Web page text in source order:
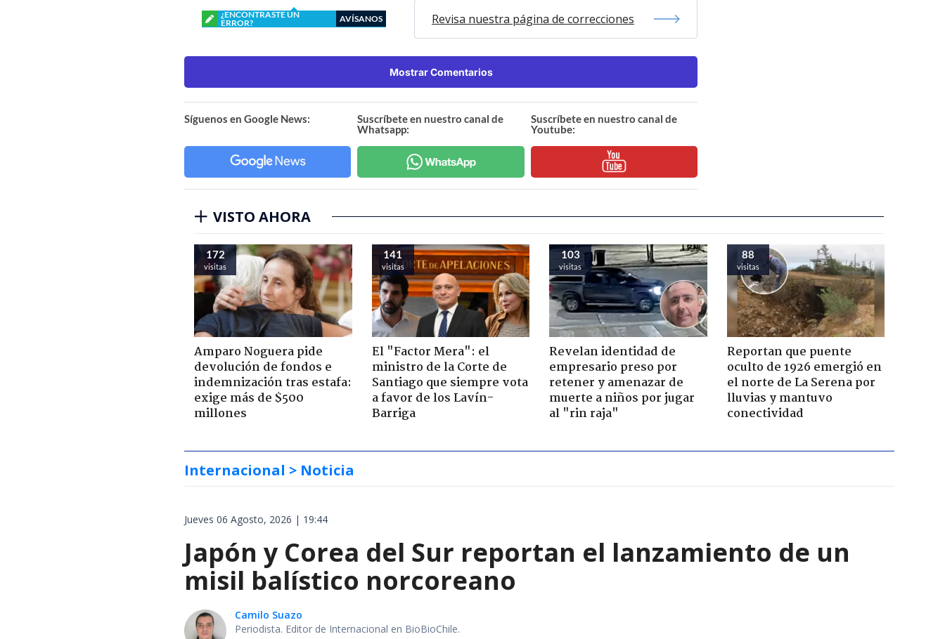
¿ENCONTRASTE UN
ERROR?
AVÍSANOS Revisa nuestra página de correcciones
Mostrar Comentarios
Síguenos en Google News:
Suscríbete en nuestro canal de
Whatsapp:
Suscríbete en nuestro canal de
Youtube:
VISTO AHORA
172
visitas
Amparo Noguera pide
devolución de fondos e
indemnización tras estafa:
exige más de $500
millones
141
visitas
El "Factor Mera": el
ministro de la Corte de
Santiago que siempre vota
a favor de los Lavín-
Barriga
103
visitas
Revelan identidad de
empresario preso por
retener y amenazar de
muerte a niños por jugar
al "rin raja"
88
visitas
Reportan que puente
oculto de 1926 emergió en
el norte de La Serena por
lluvias y mantuvo
conectividad
Internacional > Noticia
Jueves 06 Agosto, 2026 | 19:44
Japón y Corea del Sur reportan el lanzamiento de un
misil balístico norcoreano
Camilo Suazo
Periodista. Editor de Internacional en BioBioChile.